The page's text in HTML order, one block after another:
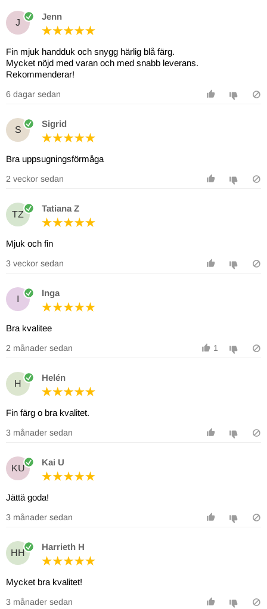
J
Jenn
Fin mjuk handduk och snygg härlig blå färg.
Mycket nöjd med varan och med snabb leverans.
Rekommenderar!
6 dagar sedan
S
Sigrid
Bra uppsugningsförmåga
2 veckor sedan
TZ
Tatiana Z
Mjuk och fin
3 veckor sedan
I
Inga
Bra kvalitee
2 månader sedan 1
H
Helén
Fin färg o bra kvalitet.
3 månader sedan
KU
Kai U
Jättä goda!
3 månader sedan
HH
Harrieth H
Mycket bra kvalitet!
3 månader sedan